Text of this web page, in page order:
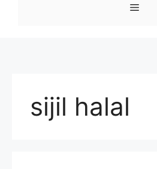
Menu
sijil halal